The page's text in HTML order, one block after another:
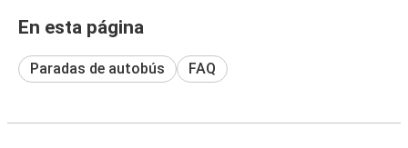
En esta página
Paradas de autobús FAQ